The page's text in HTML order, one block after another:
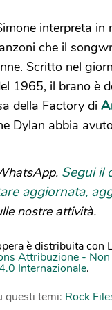
interpreta in
che il
Scritto nel
1965, il brano è
della Factory di
Dylan abbia
Segui il
aggiornata,
nostre attività.
è distribuita con
Attribuzione -
Internazionale.
questi temi: Rock